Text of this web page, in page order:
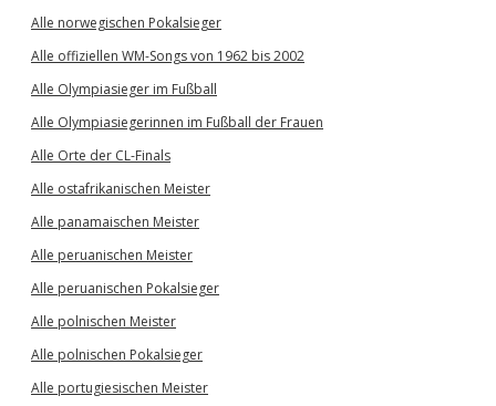
Alle norwegischen Pokalsieger
Alle offiziellen WM-Songs von 1962 bis 2002
Alle Olympiasieger im Fußball
Alle Olympiasiegerinnen im Fußball der Frauen
Alle Orte der CL-Finals
Alle ostafrikanischen Meister
Alle panamaischen Meister
Alle peruanischen Meister
Alle peruanischen Pokalsieger
Alle polnischen Meister
Alle polnischen Pokalsieger
Alle portugiesischen Meister